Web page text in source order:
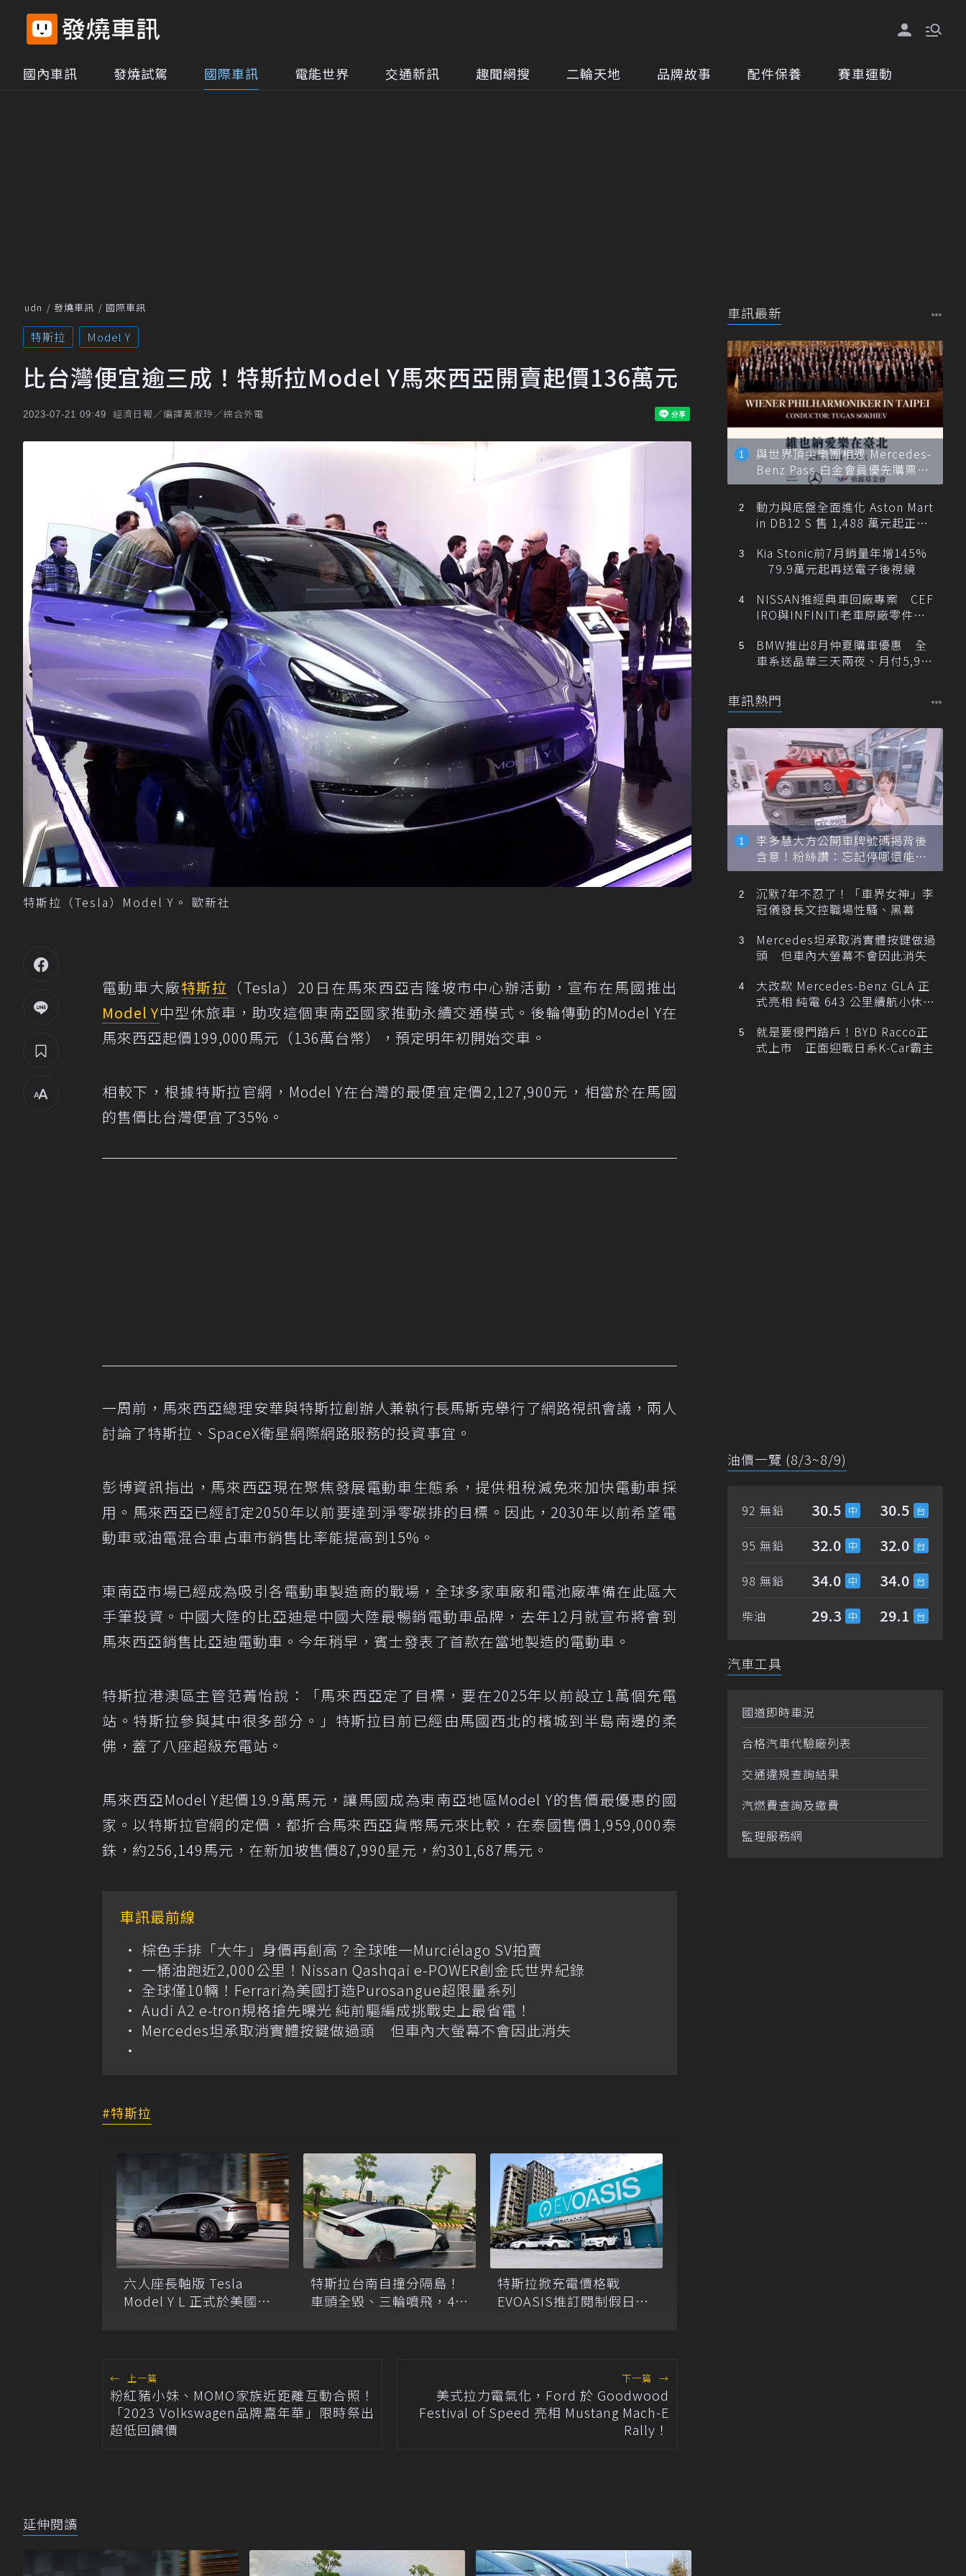
國內車訊 發燒試駕 國際車訊 電能世界 交通新訊 趣聞網搜 二輪天地 品牌故事 配件保養 賽車運動
udn 發燒車訊 國際車訊
特斯拉 Model Y
比台灣便宜逾三成！特斯拉Model Y馬來西亞開賣起價136萬元
2023-07-21 09:49 經濟日報／編譯黃淑玲／綜合外電
特斯拉（Tesla）Model Y。 歐新社
電動車大廠特斯拉 （Tesla）20日在馬來西亞吉隆坡市中心辦活動，宣布在馬國推出
Model Y中型休旅車，助攻這個東南亞國家推動永續交通模式。後輪傳動的Model Y在
馬來西亞起價199,000馬元（136萬台幣），預定明年初開始交車。
相較下，根據特斯拉官網，Model Y在台灣的最便宜定價2,127,900元，相當於在馬國
的售價比台灣便宜了35%。
一周前，馬來西亞總理安華與特斯拉創辦人兼執行長馬斯克舉行了網路視訊會議，兩人
討論了特斯拉、SpaceX衛星網際網路服務的投資事宜。
彭博資訊指出，馬來西亞現在聚焦發展電動車生態系，提供租稅減免來加快電動車採
用。馬來西亞已經訂定2050年以前要達到淨零碳排的目標。因此，2030年以前希望電
動車或油電混合車占車市銷售比率能提高到15%。
東南亞市場已經成為吸引各電動車製造商的戰場，全球多家車廠和電池廠準備在此區大
手筆投資。中國大陸的比亞迪是中國大陸最暢銷電動車品牌，去年12月就宣布將會到
馬來西亞銷售比亞迪電動車。今年稍早，賓士發表了首款在當地製造的電動車。
特斯拉港澳區主管范菁怡說：「馬來西亞定了目標，要在2025年以前設立1萬個充電
站。特斯拉參與其中很多部分。」特斯拉目前已經由馬國西北的檳城到半島南邊的柔
佛，蓋了八座超級充電站。
馬來西亞Model Y起價19.9萬馬元，讓馬國成為東南亞地區Model Y的售價最優惠的國
家。以特斯拉官網的定價，都折合馬來西亞貨幣馬元來比較，在泰國售價1,959,000泰
銖，約256,149馬元，在新加坡售價87,990星元，約301,687馬元。
車訊最前線
棕色手排「大牛」身價再創高？全球唯一Murciélago SV拍賣
一桶油跑近2,000公里！Nissan Qashqai e-POWER創金氏世界紀錄
全球僅10輛！Ferrari為美國打造Purosangue超限量系列
Audi A2 e-tron規格搶先曝光 純前驅編成挑戰史上最省電！
Mercedes坦承取消實體按鍵做過頭 但車內大螢幕不會因此消失
特斯拉
六人座長軸版 Tesla
Model Y L 正式於美國上
特斯拉台南自撞分隔島！
車頭全毀、三輪噴飛，46
特斯拉掀充電價格戰
EVOASIS推訂閱制假日最
← 上一篇
粉紅豬小妹、MOMO家族近距離互動合照！
「2023 Volkswagen品牌嘉年華」限時祭出
超低回饋價
下一篇 →
美式拉力電氣化，Ford 於 Goodwood
Festival of Speed 亮相 Mustang Mach-E
Rally！
延伸閱讀
車訊最新
與世界頂尖樂團相遇 Mercedes-
Benz Pass 白金會員優先購票維
也納愛樂
動力與底盤全面進化 Aston Mart
in DB12 S 售 1,488 萬元起正式
Kia Stonic前7月銷量年增145%
79.9萬元起再送電子後視鏡
NISSAN推經典車回廠專案 CEF
IRO與INFINITI老車原廠零件最
BMW推出8月仲夏購車優惠 全
車系送晶華三天兩夜、月付5,900
車訊熱門
李多慧大方公開車牌號碼揭背後
含意！粉絲讚：忘記停哪還能幫
忙找車
沉默7年不忍了！「車界女神」李
冠儀發長文控職場性騷、黑幕
Mercedes坦承取消實體按鍵做過
頭 但車內大螢幕不會因此消失
大改款 Mercedes-Benz GLA 正
式亮相 純電 643 公里續航小休
就是要侵門踏戶！BYD Racco正
式上市 正面迎戰日系K-Car霸主
油價一覽 (8/3~8/9)
92 無鉛 30.5 30.5
95 無鉛 32.0 32.0
98 無鉛 34.0 34.0
柴油 29.3 29.1
汽車工具
國道即時車況
合格汽車代驗廠列表
交通違規查詢結果
汽燃費查詢及繳費
監理服務網